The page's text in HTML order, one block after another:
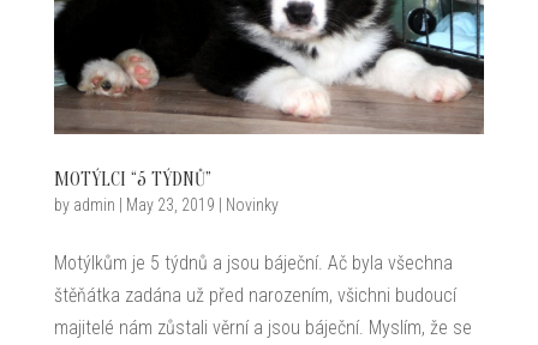
MOTÝLCI “5 TÝDNŮ”
by admin May 23, 2019 Novinky
Motýlkům je 5 týdnů a jsou báječní. Ač byla všechna
štěňátka zadána už před narozením, všichni budoucí
majitelé nám zůstali věrní a jsou báječní. Myslím, že se